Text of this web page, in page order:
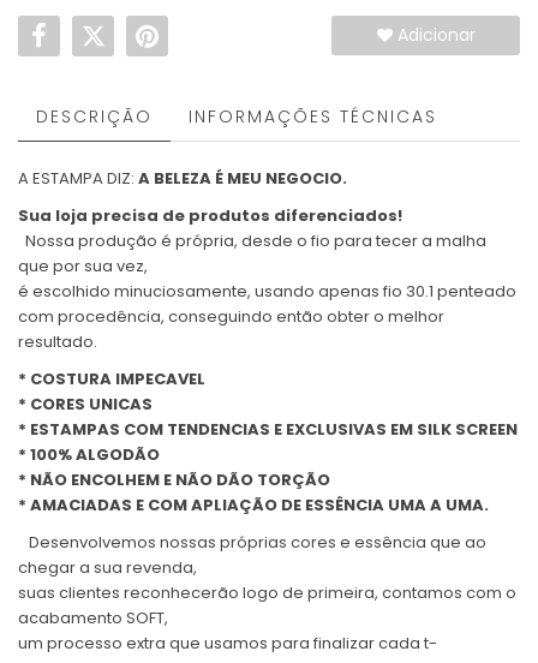
Adicionar
DESCRIÇÃO INFORMAÇÕES TÉCNICAS
A ESTAMPA DIZ: A BELEZA É MEU NEGOCIO.
Sua loja precisa de produtos diferenciados!
Nossa produção é própria, desde o fio para tecer a malha
que por sua vez,
é escolhido minuciosamente, usando apenas fio 30.1 penteado
com procedência, conseguindo então obter o melhor
resultado.
* COSTURA IMPECAVEL
* CORES UNICAS
* ESTAMPAS COM TENDENCIAS E EXCLUSIVAS EM SILK SCREEN
* 100% ALGODÃO
* NÃO ENCOLHEM E NÃO DÃO TORÇÃO
* AMACIADAS E COM APLIAÇÃO DE ESSÊNCIA UMA A UMA.
Desenvolvemos nossas próprias cores e essência que ao
chegar a sua revenda,
suas clientes reconhecerão logo de primeira, contamos com o
acabamento SOFT,
um processo extra que usamos para finalizar cada t-